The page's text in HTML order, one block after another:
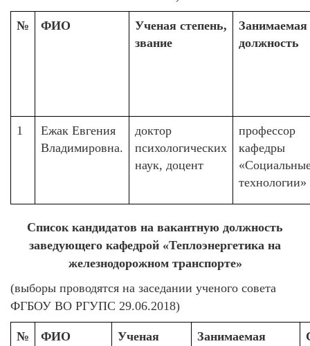
№ ФИО
Ученая степень,
звание
Занимаемая
должность
1
Ежак Евгения
Владимировна.
доктор
психологических
наук, доцент
профессор
кафедры
технологии»
Список кандидатов на вакантную должность
заведующего кафедрой «Теплоэнергетика на
железнодорожном транспорте»
(выборы проводятся на заседании ученого совета
ФГБОУ ВО РГУПС 29.06.2018)
№ ФИО
Ученая
Занимаемая